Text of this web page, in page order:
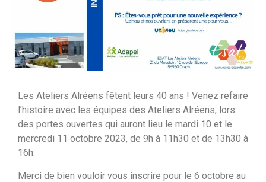
Les Ateliers Alréens fêtent leurs 40 ans ! Venez refaire
l’histoire avec les équipes des Ateliers Alréens, lors
des portes ouvertes qui auront lieu le mardi 10 et le
mercredi 11 octobre 2023, de 9h à 11h30 et de 13h30 à
16h.
Merci de bien vouloir vous inscrire pour le 6 octobre au